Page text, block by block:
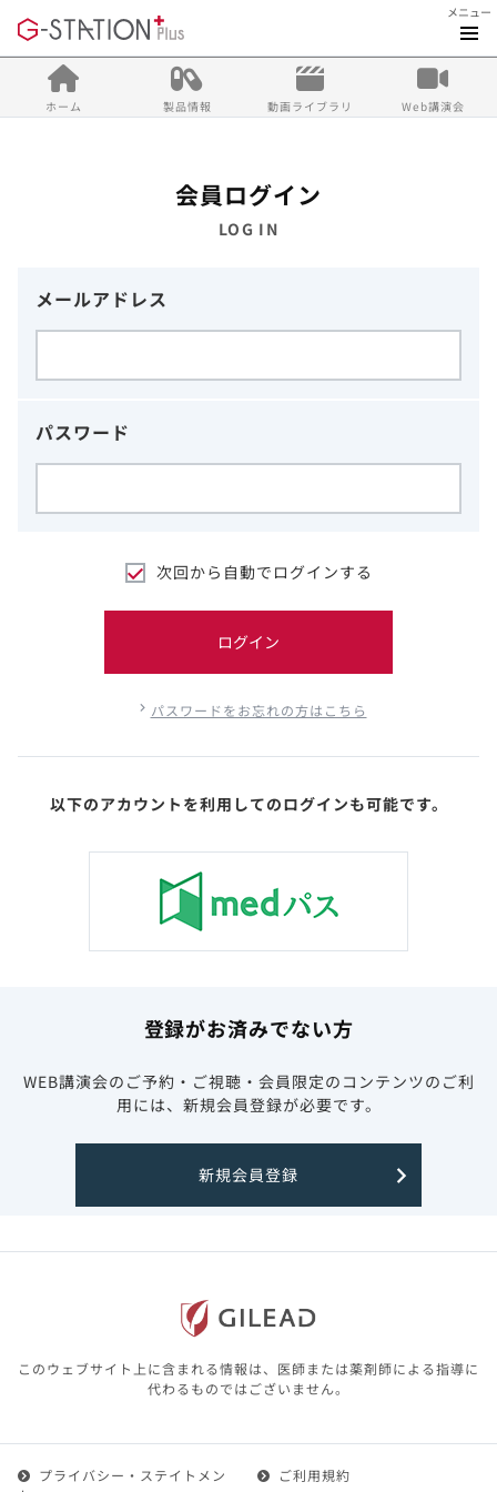
メニュー
ホーム 製品情報 動画ライブラリ Web講演会
会員ログイン
LOG IN
メールアドレス
パスワード
次回から自動でログインする
ログイン
パスワードをお忘れの方はこちら
以下のアカウントを利用してのログインも可能です。
登録がお済みでない方
WEB講演会のご予約・ご視聴・会員限定のコンテンツのご利
用には、新規会員登録が必要です。
新規会員登録
このウェブサイト上に含まれる情報は、医師または薬剤師による指導に
代わるものではございません。
プライバシー・ステイトメン
ご利用規約